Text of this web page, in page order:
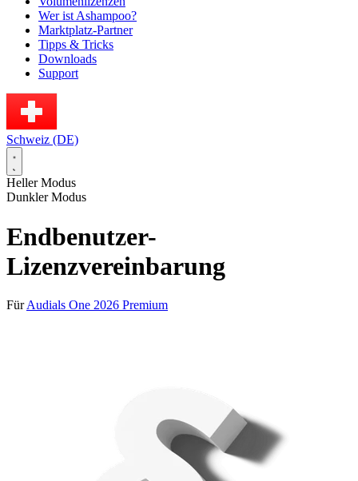
Wer ist Ashampoo?
Marktplatz-Partner
Tipps & Tricks
Downloads
Support
Schweiz (DE)
Heller Modus
Dunkler Modus
Endbenutzer-
Lizenzvereinbarung
FürAudials One 2026 Premium